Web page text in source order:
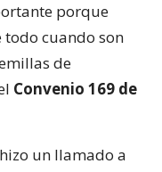
porque
cuando son
de
Convenio 169 de
un llamado a